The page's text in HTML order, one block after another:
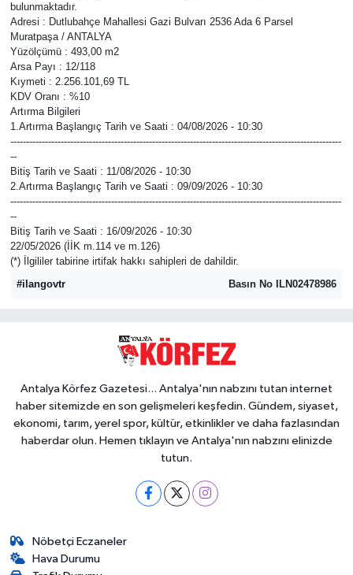
bulunmaktadır.
Adresi : Dutlubahçe Mahallesi Gazi Bulvarı 2536 Ada 6 Parsel
Muratpaşa / ANTALYA
Yüzölçümü : 493,00 m2
Arsa Payı : 12/118
Kıymeti : 2.256.101,69 TL
KDV Oranı : %10
Artırma Bilgileri
1.Artırma Başlangıç Tarih ve Saati : 04/08/2026 - 10:30
---------------------------------------------------------------------------------------------------------
--
Bitiş Tarih ve Saati : 11/08/2026 - 10:30
2.Artırma Başlangıç Tarih ve Saati : 09/09/2026 - 10:30
---------------------------------------------------------------------------------------------------------
--
Bitiş Tarih ve Saati : 16/09/2026 - 10:30
22/05/2026 (İİK m.114 ve m.126)
(*) İlgililer tabirine irtifak hakkı sahipleri de dahildir.
#ilangovtr
Basın No ILN02478986
Antalya Körfez Gazetesi... Antalya'nın nabzını tutan internet
haber sitemizde en son gelişmeleri keşfedin. Gündem, siyaset,
ekonomi, tarım, yerel spor, kültür, etkinlikler ve daha fazlasından
haberdar olun. Hemen tıklayın ve Antalya'nın nabzını elinizde
tutun.
Nöbetçi Eczaneler
Hava Durumu
Turizm
Çevre
Kültür ve Sanat
Tarım
Güvenlik